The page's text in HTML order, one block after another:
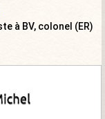
à BV, colonel (ER)